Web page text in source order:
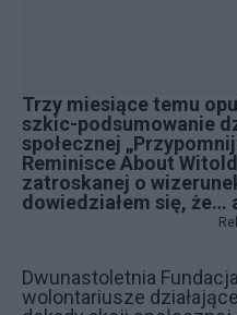
Trzy miesiące temu
szkic-podsumowanie
społecznej
Reminisce About
zatroskanej o
dowiedziałem się, że…
Dwunastoletnia
wolontariusze